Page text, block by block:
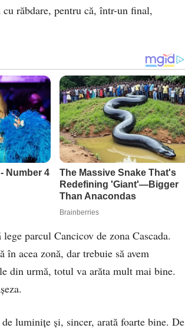
răbdare, pentru că, într-un final,
parcul Cancicov de zona Cascada.
în acea zonă, dar trebuie să avem
din urmă, totul va arăta mult mai bine.
luminițe și, sincer, arată foarte bine. De